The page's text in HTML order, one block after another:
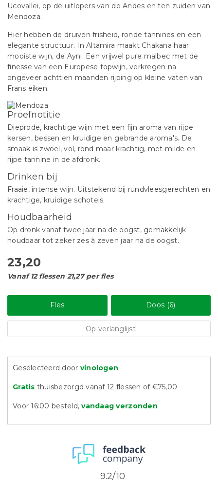
Ucovallei, op de uitlopers van de Andes en ten zuiden van
Mendoza.
Hier hebben de druiven frisheid, ronde tannines en een
elegante structuur. In Altamira maakt Chakana haar
mooiste wijn, de Ayni. Een vrijwel pure malbec met de
finesse van een Europese topwijn, verkregen na
ongeveer achttien maanden rijping op kleine vaten van
Frans eiken.
Proefnotitie
Dieprode, krachtige wijn met een fijn aroma van rijpe
kersen, bessen en kruidige en gebrande aroma's. De
smaak is zwoel, vol, rond maar krachtig, met milde en
rijpe tannine in de afdronk.
Drinken bij
Fraaie, intense wijn. Uitstekend bij rundvleesgerechten en
krachtige, kruidige schotels.
Houdbaarheid
Op dronk vanaf twee jaar na de oogst, gemakkelijk
houdbaar tot zeker zes à zeven jaar na de oogst.
23,20
Vanaf 12 flessen 21,27 per fles
Fles Doos (6)
Op verlanglijst
Geselecteerd door vinologen
Gratis thuisbezorgd vanaf 12 flessen of €75,00
Voor 16:00 besteld,vandaag verzonden
9.2/10